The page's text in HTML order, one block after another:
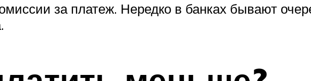
за платеж. Нередко в банках бывают